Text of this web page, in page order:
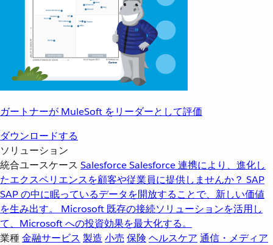
ガートナーが MuleSoft をリーダーとして評価
ダウンロードする
ソリューション
統合ユースケース SalesforceSalesforce 連携により、進化し
たエクスペリエンスを顧客や従業員に提供しませんか？ SAP
SAP の中に眠っているデータを開放することで、新しい価値
を生み出す。
Microsoft 既存の接続ソリューションを活用し
て、Microsoft への投資効果を最大化する。
業種金融サービス 製造 小売 保険 ヘルスケア 通信・メディア